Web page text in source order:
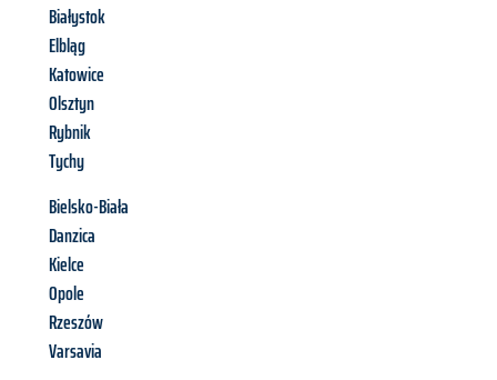
Białystok
Elbląg
Katowice
Olsztyn
Rybnik
Tychy
Bielsko-Biała
Danzica
Kielce
Opole
Rzeszów
Varsavia